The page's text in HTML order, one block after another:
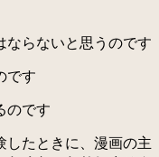
らないと思うのです
です
のです
たときに、漫画の主